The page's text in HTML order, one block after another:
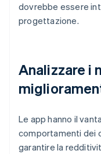
dovrebbe essere
progettazione.
Analizzare i
Le app hanno il
comportamenti dei
garantire la